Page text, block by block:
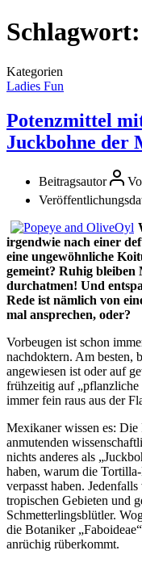
Schlagwort:
Kategorien
Ladies Fun
Potenzmittel
Juckbohne der
Beitragsautor
irgendwie nach einer
eine ungewöhnliche
gemeint? Ruhig
durchatmen! Und
Rede ist nämlich von
mal ansprechen, oder?
Vorbeugen ist schon
nachdoktern. Am besten,
angewiesen ist oder auf
frühzeitig auf „pflanzliche
immer fein raus aus der
Mexikaner wissen es: Die
anmutenden
nichts anderes als
haben, warum die
verpasst haben.
tropischen Gebieten und
Schmetterlingsblütler.
die Botaniker
anrüchig rüberkommt.